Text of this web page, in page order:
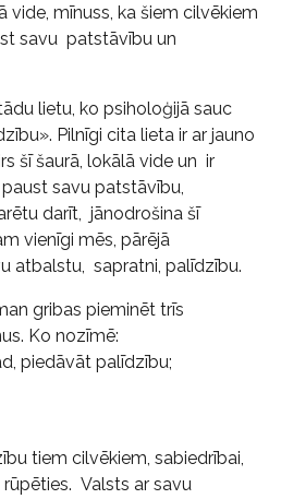
vide, mīnuss, ka šiem cilvēkiem
savu patstāvību un
lietu, ko psiholoģijā sauc
Pilnīgi cita lieta ir ar jauno
šī šaurā, lokālā vide un ir
savu patstāvību,
darīt, jānodrošina šī
vienīgi mēs, pārējā
atbalstu, sapratni, palīdzību.
gribas pieminēt trīs
Ko nozīmē:
piedāvāt palīdzību;
tiem cilvēkiem, sabiedrībai,
Valsts ar savu